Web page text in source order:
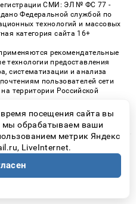
СМИ: ЭЛ № ФС 77 -
Федеральной службой по
технологий и массовых
категория сайта 16+
рекомендательные
технологии предоставления
систематизации и анализа
пользователей сети
территории Российской
рекомендательных
обменной сети
«СМИ2» (PDF)
| Все права защищены
сайта 16+
посещения сайта вы
мы обрабатываем ваши
метрик Яндекс
LiveInternet.